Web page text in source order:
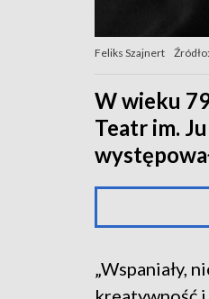
Feliks Szajnert
W wieku
Teatr im.
„Wspaniały,